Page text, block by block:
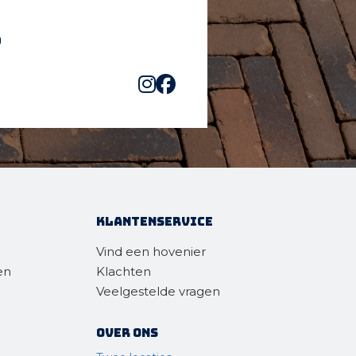
Klantenservice
Vind een hovenier
Klachten
Veelgestelde vragen
Over ons